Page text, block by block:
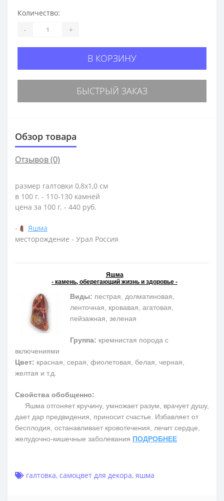
Количество:
- +
В КОРЗИНУ
БЫСТРЫЙ ЗАКАЗ
Обзор товара
Отзывов (0)
размер галтовки 0,8х1,0 см
в 100 г. - 110-130 камней
цена за 100 г. - 440 руб.
-
Яшма
месторождение - Урал Россия
Яшма
- камень, оберегающий жизнь и здоровье -
Виды: пестрая, долматиновая,
ленточная, кровавая, агатовая,
пейзажная, зеленая
Группа: кремнистая порода с
включениями
Цвет: красная, серая, фиолетовая, белая, черная,
желтая и т.д.
Свойства обобщенно:
Яшма отгоняет кручину, умножает разум, врачует душу,
дает дар предвидения, приносит счастье. Избавляет от
бесплодия, останавливает кровотечения, лечит сердце,
желудочно-кишечные заболевания ПОДРОБНЕЕ
галтовка, самоцвет для декора, яшма